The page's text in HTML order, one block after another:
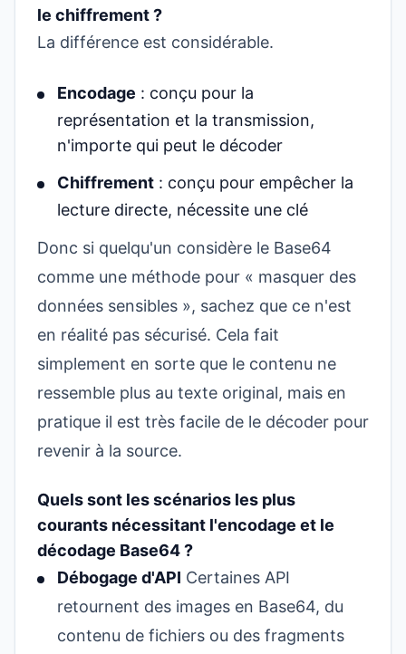
le chiffrement ?
La différence est considérable.
Encodage : conçu pour la
représentation et la transmission,
n'importe qui peut le décoder
Chiffrement: conçu pour empêcher la
lecture directe, nécessite une clé
Donc si quelqu'un considère le Base64
comme une méthode pour « masquer des
données sensibles », sachez que ce n'est
en réalité pas sécurisé. Cela fait
simplement en sorte que le contenu ne
ressemble plus au texte original, mais en
pratique il est très facile de le décoder pour
revenir à la source.
Quels sont les scénarios les plus
courants nécessitant l'encodage et le
décodage Base64 ?
Débogage d'API Certaines API
retournent des images en Base64, du
contenu de fichiers ou des fragments